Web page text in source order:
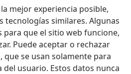
mejor experiencia posible,
tecnologías similares. Algunas
para que el sitio web funcione,
Puede aceptar o rechazar
que se usan solamente para
usuario. Estos datos nunca